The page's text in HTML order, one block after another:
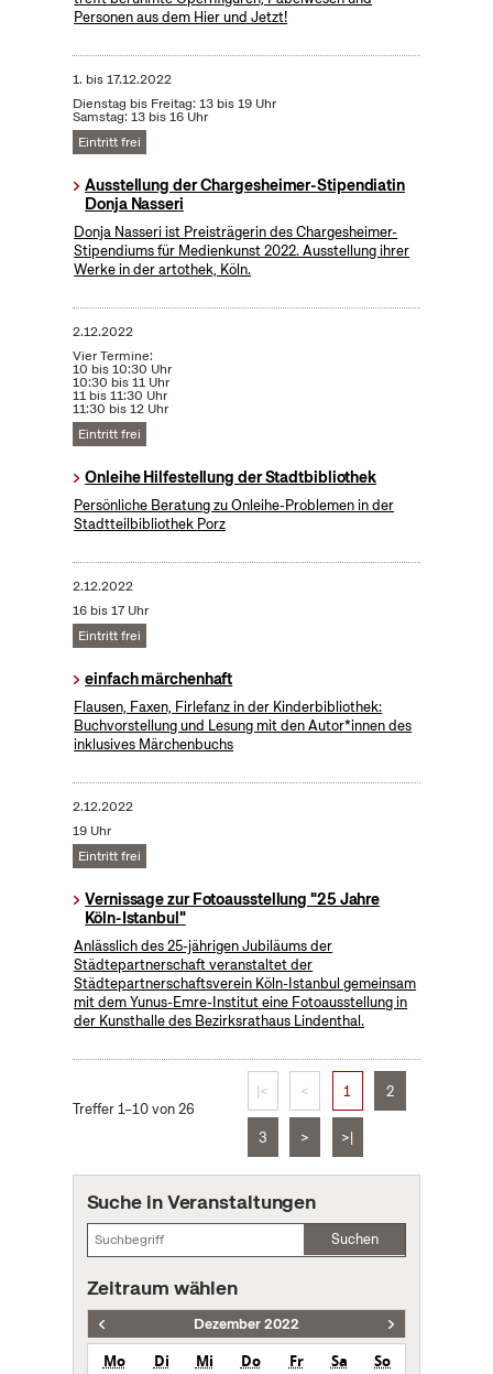
Personen aus dem Hier und Jetzt!
1. bis17.12.2022
Dienstag bis Freitag: 13 bis 19 Uhr
Samstag: 13 bis 16 Uhr
Eintritt frei
Ausstellung der Chargesheimer-Stipendiatin
Donja Nasseri
Donja Nasseri ist Preisträgerin des Chargesheimer-
Stipendiums für Medienkunst 2022. Ausstellung ihrer
Werke in der artothek, Köln.
2.12.2022
Vier Termine:
10 bis 10:30 Uhr
10:30 bis 11 Uhr
11 bis 11:30 Uhr
11:30 bis 12 Uhr
Eintritt frei
Onleihe Hilfestellung der Stadtbibliothek
Persönliche Beratung zu Onleihe-Problemen in der
Stadtteilbibliothek Porz
2.12.2022
16 bis 17 Uhr
Eintritt frei
einfach märchenhaft
Flausen, Faxen, Firlefanz in der Kinderbibliothek:
Buchvorstellung und Lesung mit den Autor*innen des
inklusives Märchenbuchs
2.12.2022
19 Uhr
Eintritt frei
Vernissage zur Fotoausstellung "25 Jahre
Köln-Istanbul"
Anlässlich des 25-jährigen Jubiläums der
Städtepartnerschaft veranstaltet der
Städtepartnerschaftsverein Köln-Istanbul gemeinsam
mit dem Yunus-Emre-Institut eine Fotoausstellung in
der Kunsthalle des Bezirksrathaus Lindenthal.
Treffer 1–10 von 26
|< < 1 2
3 > >|
Suche in Veranstaltungen
Suchen
Zeitraum wählen
Dezember 2022
Mo Di Mi Do Fr Sa
So